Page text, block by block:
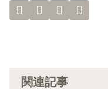
関連記事